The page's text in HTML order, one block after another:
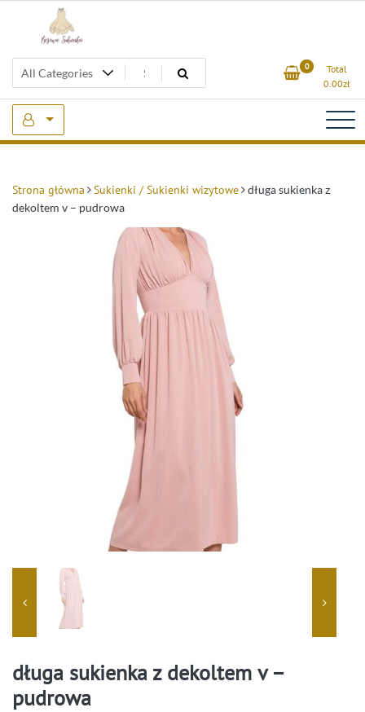
Beżowa Sukienka 0
Total
0.00zł
Strona główna Sukienki / Sukienki wizytowe
długa sukienka z
dekoltem v – pudrowa
długa sukienka z dekoltem v –
pudrowa